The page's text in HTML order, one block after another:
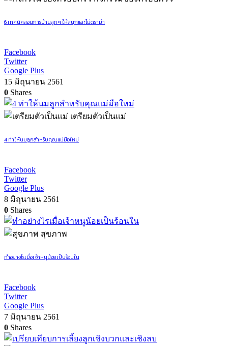
6 เทคนิคสอนการบ้านลูกๆ ให้สนุกและไม่ดราม่า
Facebook
Twitter
Google Plus
15 มิถุนายน 2561
0 Shares
เตรียมตัวเป็นแม่
4 ท่าให้นมลูกสำหรับคุณแม่มือใหม่
Facebook
Twitter
Google Plus
8 มิถุนายน 2561
0 Shares
สุขภาพ
ทำอย่างไรเมื่อเจ้าหนูน้อยเป็นร้อนใน
Facebook
Twitter
Google Plus
7 มิถุนายน 2561
0 Shares